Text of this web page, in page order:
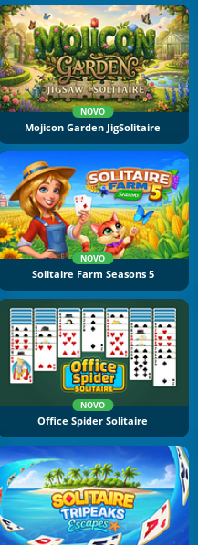
NOVO
Mojicon Garden JigSolitaire
NOVO
Solitaire Farm Seasons 5
NOVO
Office Spider Solitaire